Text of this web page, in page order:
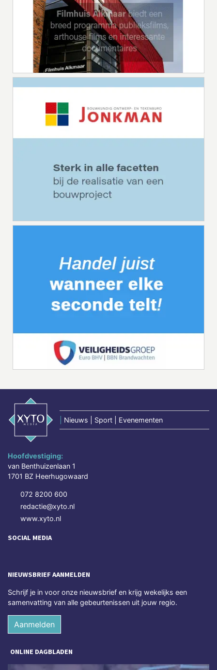
Nieuws | Sport | Evenementen
Hoofdvestiging:
van Benthuizenlaan 1
1701 BZ Heerhugowaard
072 8200 600
redactie@xyto.nl
www.xyto.nl
SOCIAL MEDIA
NIEUWSBRIEF AANMELDEN
Schrijf je in voor onze nieuwsbrief en krijg wekelijks een
samenvatting van alle gebeurtenissen uit jouw regio.
Aanmelden
ONLINE DAGBLADEN